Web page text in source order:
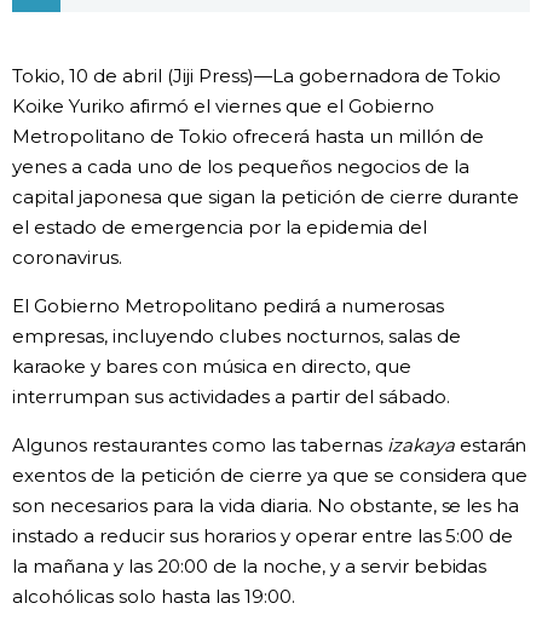
Vida
Guía de Japón
Vídeos e imágenes
Más
Noticias
Datos de Japón
Fragmentos de Japón
Tokio, 10 de abril (Jiji Press)—La gobernadora de Tokio
Koike Yuriko afirmó el viernes que el Gobierno
Metropolitano de Tokio ofrecerá hasta un millón de
yenes a cada uno de los pequeños negocios de la
capital japonesa que sigan la petición de cierre durante
el estado de emergencia por la epidemia del
coronavirus.
El Gobierno Metropolitano pedirá a numerosas
empresas, incluyendo clubes nocturnos, salas de
karaoke y bares con música en directo, que
interrumpan sus actividades a partir del sábado.
Algunos restaurantes como las tabernas izakayaestarán
exentos de la petición de cierre ya que se considera que
son necesarios para la vida diaria. No obstante, se les ha
instado a reducir sus horarios y operar entre las 5:00 de
la mañana y las 20:00 de la noche, y a servir bebidas
alcohólicas solo hasta las 19:00.